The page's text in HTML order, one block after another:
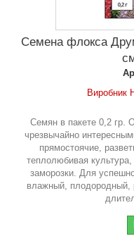
Семена флокса
Виробник
Семян в пакете 0,2 гр.
чрезвычайно
прямостоячие,
теплолюбивая
заморозки. Для
влажный, плодородный,